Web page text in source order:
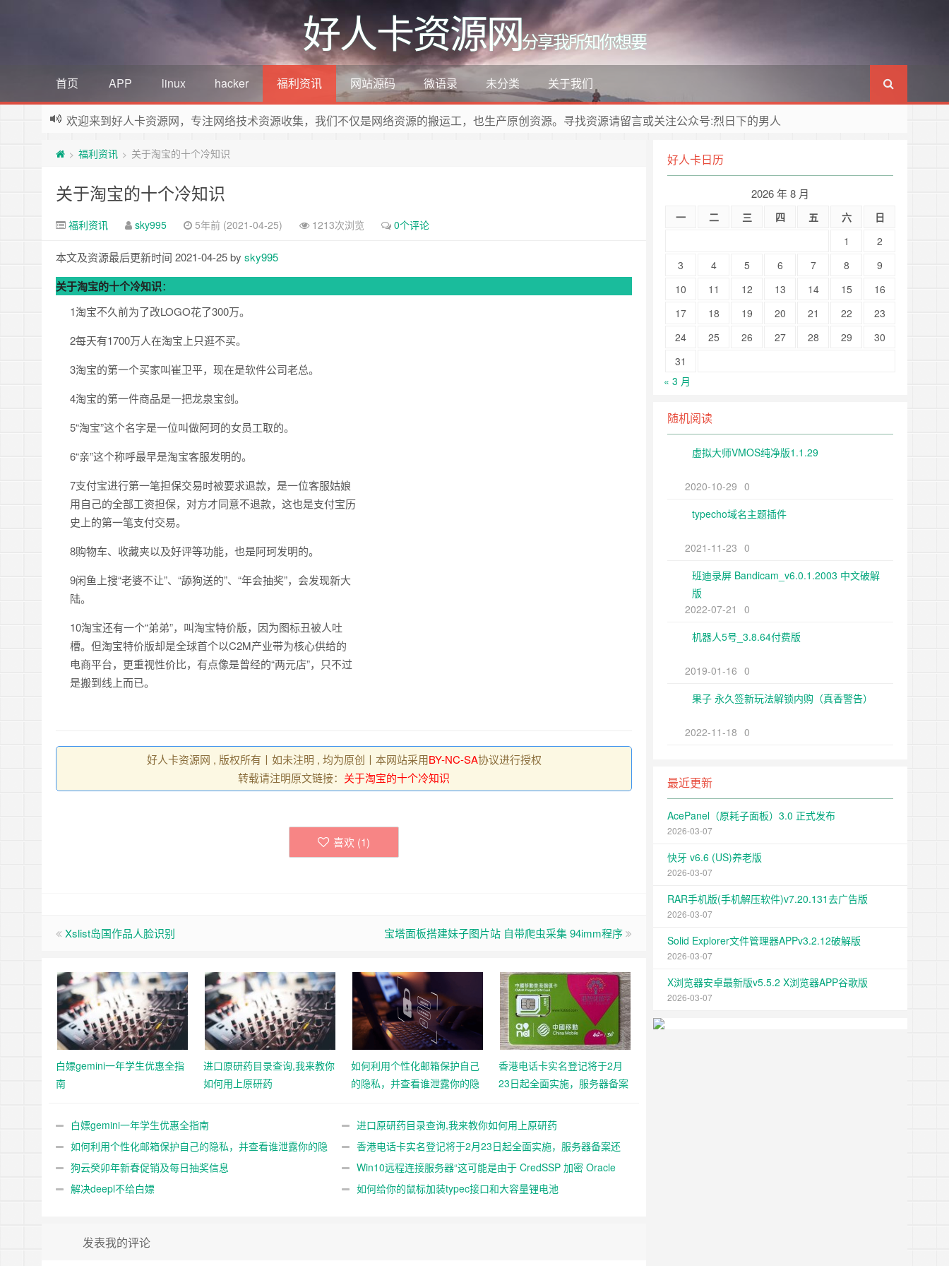
好人卡资源网分享我所知你想要
首页 APP linux hacker 福利资讯 网站源码 微语录 未分类 关于我们
欢迎来到好人卡资源网，专注网络技术资源收集，我们不仅是网络资源的搬运工，也生产原创资源。寻找资源请留言或关注公众号:烈日下的男人
> 福利资讯 > 关于淘宝的十个冷知识
关于淘宝的十个冷知识
福利资讯 sky995 5年前 (2021-04-25) 1213次浏览 0个评论
本文及资源最后更新时间 2021-04-25 by sky995
关于淘宝的十个冷知识：
1淘宝不久前为了改LOGO花了300万。
2每天有1700万人在淘宝上只逛不买。
3淘宝的第一个买家叫崔卫平，现在是软件公司老总。
4淘宝的第一件商品是一把龙泉宝剑。
5“淘宝”这个名字是一位叫做阿珂的女员工取的。
6“亲”这个称呼最早是淘宝客服发明的。
7支付宝进行第一笔担保交易时被要求退款，是一位客服姑娘
用自己的全部工资担保，对方才同意不退款，这也是支付宝历
史上的第一笔支付交易。
8购物车、收藏夹以及好评等功能，也是阿珂发明的。
9闲鱼上搜“老婆不让”、“舔狗送的”、“年会抽奖”，会发现新大
陆。
10淘宝还有一个“弟弟”，叫淘宝特价版，因为图标丑被人吐
槽。但淘宝特价版却是全球首个以C2M产业带为核心供给的
电商平台，更重视性价比，有点像是曾经的“两元店”，只不过
是搬到线上而已。
好人卡资源网 , 版权所有丨如未注明 , 均为原创丨本网站采用BY-NC-SA协议进行授权
转载请注明原文链接： 关于淘宝的十个冷知识
喜欢 (1)
Xslist岛国作品人脸识别 宝塔面板搭建妹子图片站 自带爬虫采集 94imm程序
白嫖gemini一年学生优惠全指
南
进口原研药目录查询,我来教你
如何用上原研药
如何利用个性化邮箱保护自己
的隐私，并查看谁泄露你的隐
香港电话卡实名登记将于2月
23日起全面实施，服务器备案
白嫖gemini一年学生优惠全指南
进口原研药目录查询,我来教你如何用上原研药
如何利用个性化邮箱保护自己的隐私，并查看谁泄露你的隐
私
香港电话卡实名登记将于2月23日起全面实施，服务器备案还
远吗？
狗云癸卯年新春促销及每日抽奖信息
Win10远程连接服务器“这可能是由于 CredSSP 加密 Oracle
修正”解决办法
解决deepl不给白嫖 如何给你的鼠标加装typec接口和大容量锂电池
发表我的评论
好人卡日历
2026 年 8 月
一 二 三 四 五 六
日
1
2
3
4 5 6 7 8
9
10
11 12 13 14 15
16
17
18 19 20 21 22
23
24
25 26 27 28 29
30
31
« 3 月
随机阅读
虚拟大师VMOS纯净版1.1.29
2020-10-29 0
typecho域名主题插件
2021-11-23 0
班迪录屏 Bandicam_v6.0.1.2003 中文破解
版
2022-07-21
0
机器人5号_3.8.64付费版
2019-01-16 0
果子 永久签新玩法解锁内购（真香警告）
2022-11-18 0
最近更新
AcePanel（原耗子面板）3.0 正式发布
2026-03-07
快牙 v6.6 (US)养老版
2026-03-07
RAR手机版(手机解压软件)v7.20.131去广告版
2026-03-07
Solid Explorer文件管理器APPv3.2.12破解版
2026-03-07
X浏览器安卓最新版v5.5.2 X浏览器APP谷歌版
2026-03-07